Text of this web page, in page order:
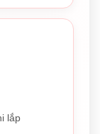
lắp